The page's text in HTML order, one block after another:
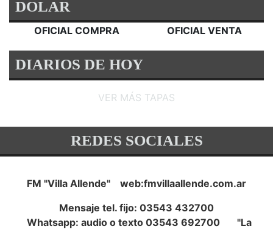
DOLAR
OFICIAL COMPRA OFICIAL VENTA
DIARIOS DE HOY
VER MÁS TAPAS
REDES SOCIALES
FM "Villa Allende" web:fmvillaallende.com.ar
Mensaje tel. fijo: 03543 432700
Whatsapp: audio o texto 03543 692700 "La